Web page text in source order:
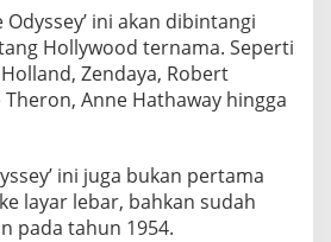
i
s
t
Odyssey’ ini akan dibintangi
Hollywood ternama. Seperti
Zendaya, Robert
Anne Hathaway hingga
ini juga bukan pertama
layar lebar, bahkan sudah
pada tahun 1954.